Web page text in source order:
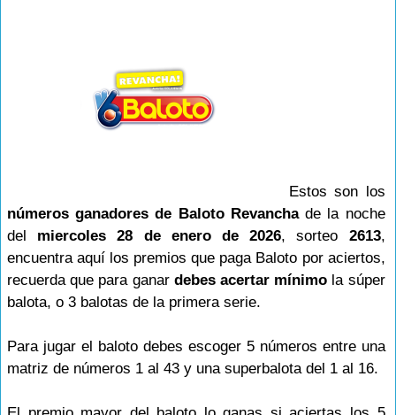
Estos son los
números ganadores de Baloto Revanchade la noche
del miercoles 28 de enero de 2026, sorteo 2613,
encuentra aquí los premios que paga Baloto por aciertos,
recuerda que para ganar debes acertar mínimo la súper
balota, o 3 balotas de la primera serie.
Para jugar el baloto debes escoger 5 números entre una
matriz de números 1 al 43 y una superbalota del 1 al 16.